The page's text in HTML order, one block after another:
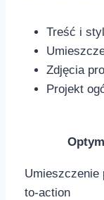
Treść i
Zdjęcia
Projekt
Umieszczenie
to-action